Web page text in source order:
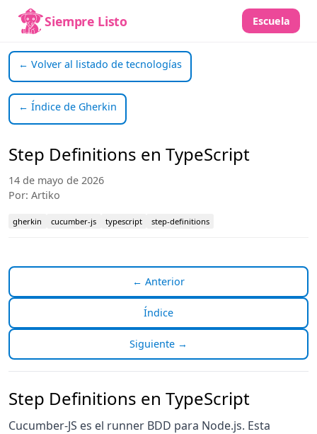
Siempre Listo Escuela
← Volver al listado de tecnologías
← Índice de Gherkin
Step Definitions en TypeScript
14 de mayo de 2026
Por: Artiko
gherkin cucumber-js typescript step-definitions
← Anterior
Índice
Siguiente →
Step Definitions en TypeScript
Cucumber-JS es el runner BDD para Node.js. Esta